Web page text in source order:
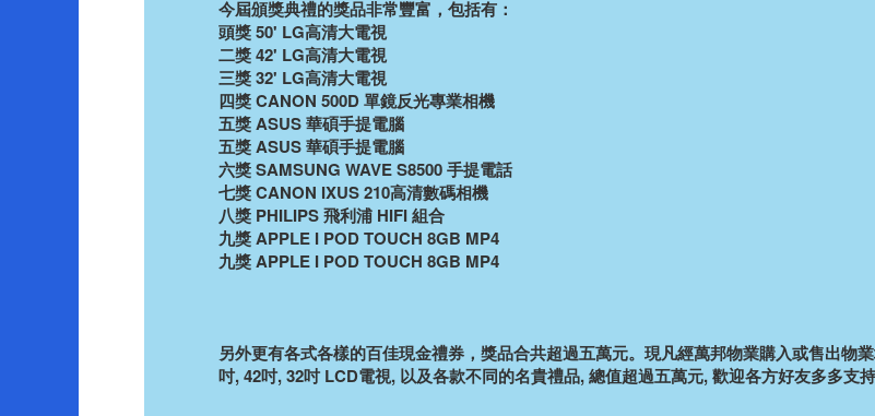
今屆頒獎典禮的獎品非常豐富，包括有：
頭獎 50' LG高清大電視
二獎 42' LG高清大電視
三獎 32' LG高清大電視
四獎 CANON 500D 單鏡反光專業相機
五獎 ASUS 華碩手提電腦
五獎 ASUS 華碩手提電腦
六獎 SAMSUNG WAVE S8500 手提電話
七獎 CANON IXUS 210高清數碼相機
八獎 PHILIPS 飛利浦 HIFI 組合
九獎 APPLE I POD TOUCH 8GB MP4
九獎 APPLE I POD TOUCH 8GB MP4
另外更有各式各樣的百佳現金禮券，獎品合共超過五萬元。現凡經萬邦物業購入或售出物
吋, 42吋, 32吋 LCD電視, 以及各款不同的名貴禮品, 總值超過五萬元, 歡迎各方好友多多支